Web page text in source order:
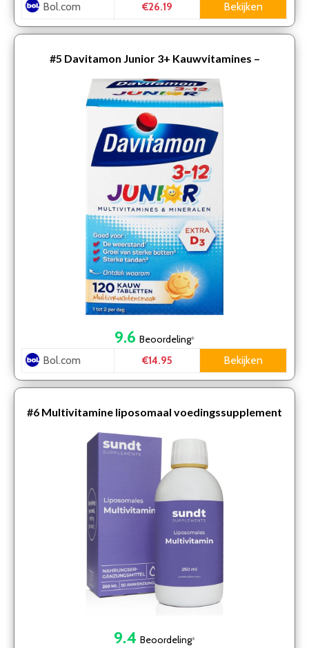
Bol.com €26.19 Bekijken
#5 Davitamon Junior 3+ Kauwvitamines –
multivitamine kinderen – multifruit – 120 tabletten
9.6 Beoordeling*
Bol.com €14.95 Bekijken
#6 Multivitamine liposomaal voedingssupplement
van Sundt® – 100% Vegan – 250 ml – multivitaminen
voor …
9.4 Beoordeling*